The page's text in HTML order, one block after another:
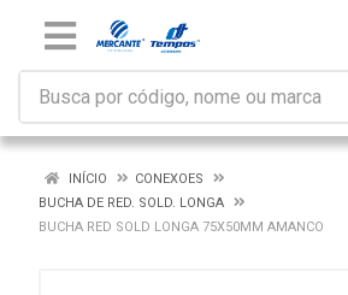
INÍCIO
CONEXOES
BUCHA DE RED. SOLD. LONGA
BUCHA RED SOLD LONGA 75X50MM AMANCO